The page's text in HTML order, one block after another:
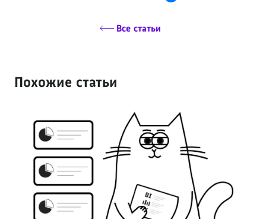
Все статьи
Похожие статьи